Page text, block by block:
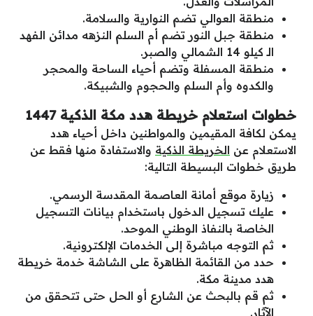
منطقة العوالي تضم النوارية والسلامة.
منطقة جبل النور تضم أم السلم النزهه مدائن الفهد
الـ كيلو 14 الشمالي والصبر.
منطقة المسفلة وتضم أحياء الساحة والمحجر
والكدوه وأم السلم والحجوم والشبيكة.
خطوات استعلام خريطة هدد مكة الذكية 1447
يمكن لكافة المقيمين والمواطنين داخل أحياء هدد
الاستعلام عن الخريطة الذكية والاستفادة منها فقط عن
طريق خطوات البسيطة التالية:
زيارة موقع أمانة العاصمة المقدسة الرسمي.
عليك تسجيل الدخول باستخدام بيانات التسجيل
الخاصة بالنفاذ الوطني الموحد.
ثم التوجه مباشرة إلى الخدمات الإلكترونية.
حدد من القائمة الظاهرة على الشاشة خدمة خريطة
هدد مدينة مكة.
ثم قم بالبحث عن الشارع أو الحل حتى تتحقق من
الآثار.